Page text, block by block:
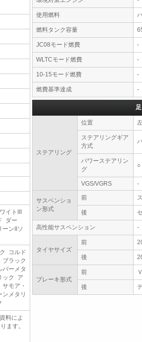
イトIII
ダー
ンIIソ
コルド
ラック
バーメタ
ック ア
モア・
メタリ
料によ
ます。
使用燃料
燃料タンク容量
JC08モード燃費 -
WLTCモード燃費 -
10-15モード燃費 -
燃費基準達成 -
ステアリング
位置
ステアリングギア
方式
パワーステアリン
グ
○
VGS/VGRS -
サスペンショ
ン形式
前
後
高性能サスペンション -
タイヤサイズ
前
後
ブレーキ形式
前
後